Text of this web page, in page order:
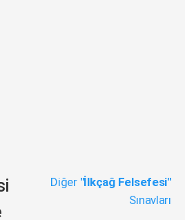
Diğer "İlkçağ Felsefesi"
Sınavları